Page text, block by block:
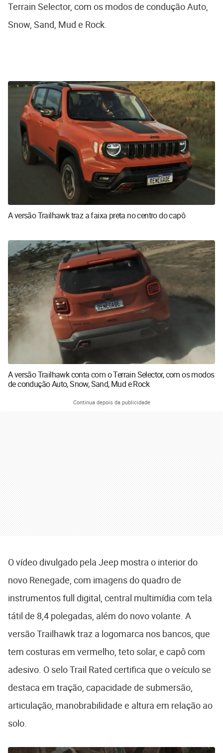
Terrain Selector, com os modos de condução Auto,
Snow, Sand, Mud e Rock.
A versão Trailhawk traz a faixa preta no centro do capô
A versão Trailhawk conta com o Terrain Selector, com os modos
de condução Auto, Snow, Sand, Mud e Rock
Continua depois da publicidade
O vídeo divulgado pela Jeep mostra o interior do
novo Renegade, com imagens do quadro de
instrumentos full digital, central multimídia com tela
tátil de 8,4 polegadas, além do novo volante. A
versão Trailhawk traz a logomarca nos bancos, que
tem costuras em vermelho, teto solar, e capô com
adesivo. O selo Trail Rated certifica que o veículo se
destaca em tração, capacidade de submersão,
articulação, manobrabilidade e altura em relação ao
solo.